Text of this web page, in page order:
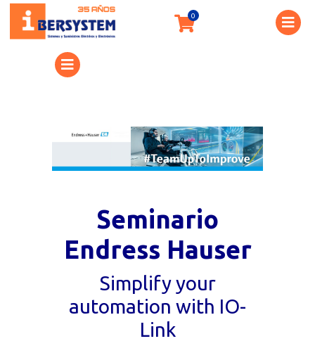
Seminario
Endress Hauser
Simplify your
automation with IO-
Link